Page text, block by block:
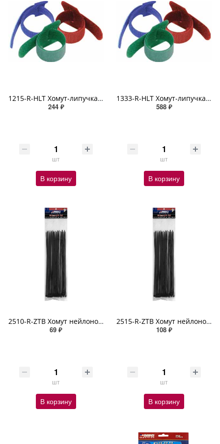
1215-R-HLT Хомут-липучка нейлоновый морозостойкий (12 мм х 150 мм х 10 шт)
244 ₽
шт
В корзину
1333-R-HLT Хомут-липучка нейлоновый морозостойкий (13 мм х 330 мм х 10 шт)
588 ₽
шт
В корзину
2510-R-ZTB Хомут нейлоновый морозостойкий черный (2,5мм х 100мм х 100шт) ABRO
69 ₽
шт
В корзину
2515-R-ZTB Хомут нейлоновый морозостойкий черный (2,5мм х 150мм х 100шт) ABRO
108 ₽
шт
В корзину